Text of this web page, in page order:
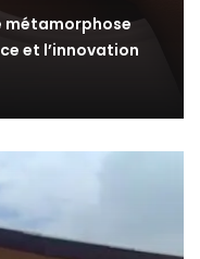
métamorphose
et l’innovation